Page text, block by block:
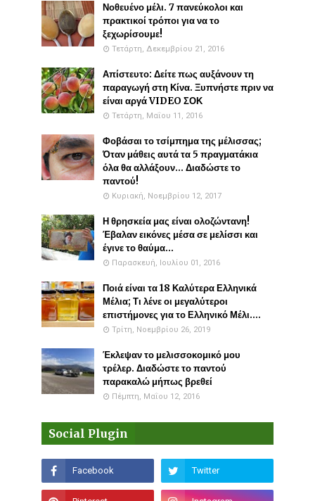
Νοθευένο μέλι. 7 πανεύκολοι και
πρακτικοί τρόποι για να το
ξεχωρίσουμε!
Τετάρτη, Δεκεμβρίου 21, 2016
Απίστευτο: Δείτε πως αυξάνουν τη
παραγωγή στη Κίνα. Ξυπνήστε πριν να
είναι αργά VIDEO ΣΟΚ
Τετάρτη, Μαΐου 11, 2016
Φοβάσαι το τσίμπημα της μέλισσας;
Όταν μάθεις αυτά τα 5 πραγματάκια
όλα θα αλλάξουν... Διαδώστε το
παντού!
Κυριακή, Νοεμβρίου 12, 2017
Η θρησκεία μας είναι ολοζώντανη!
Έβαλαν εικόνες μέσα σε μελίσσι και
έγινε το θαύμα...
Παρασκευή, Ιουλίου 01, 2016
Ποιά είναι τα 18 Καλύτερα Ελληνικά
Μέλια; Τι λένε οι μεγαλύτεροι
επιστήμονες για το Ελληνικό Μέλι....
Τρίτη, Νοεμβρίου 26, 2019
Έκλεψαν το μελισσοκομικό μου
τρέλερ. Διαδώστε το παντού
παρακαλώ μήπως βρεθεί
Πέμπτη, Μαΐου 12, 2016
Social Plugin